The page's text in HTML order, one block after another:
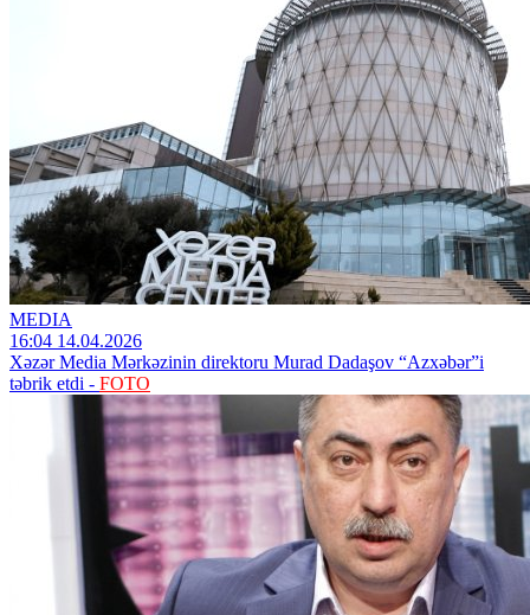
MEDIA
16:04 14.04.2026
Xəzər Media Mərkəzinin direktoru Murad Dadaşov “Azxəbər”i
təbrik etdi - FOTO